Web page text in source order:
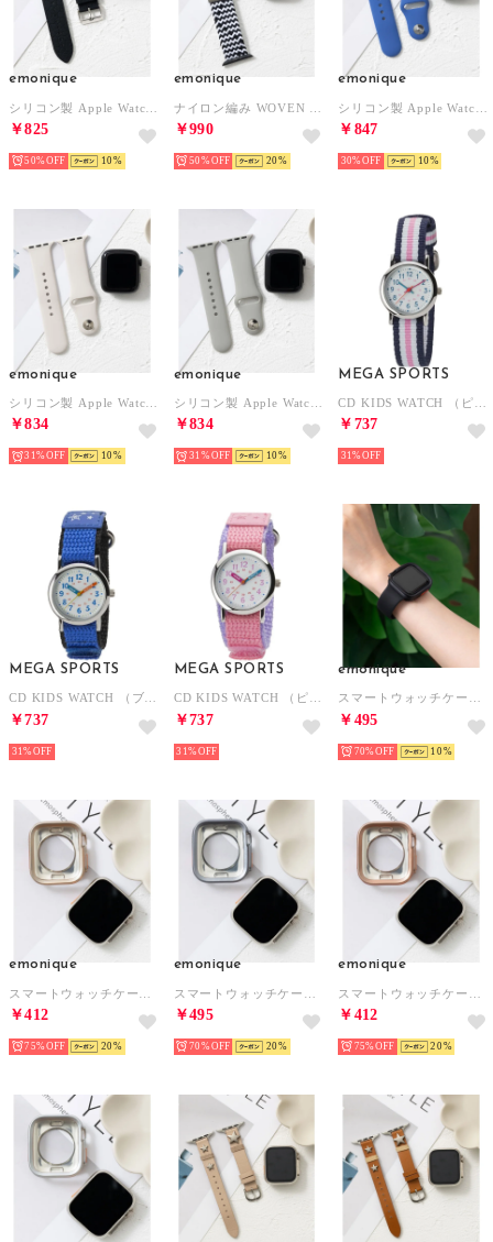
emonique
￥825
50% 10
emonique
￥990
50% 20
emonique
￥847
30% 10
emonique
￥834
31% 10
emonique
￥834
31% 10
MEGA SPORTS
￥737
31%
MEGA SPORTS
￥737
31%
MEGA SPORTS
￥737
31%
emonique
￥495
70% 10
emonique
￥412
75% 20
emonique
￥495
70% 20
emonique
￥412
75% 20